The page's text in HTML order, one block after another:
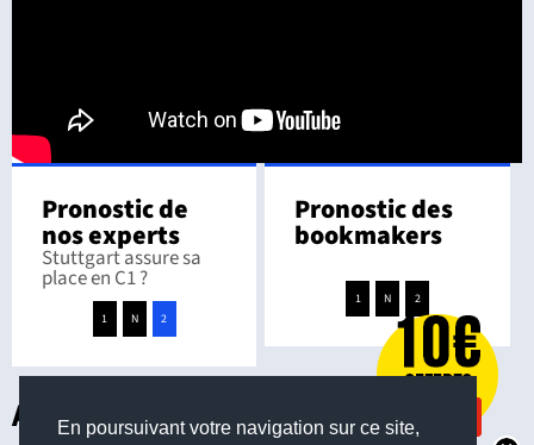
En poursuivant votre navigation sur ce site,
Pronostic de
nos experts
Stuttgart assure sa
place en C1 ?
1 N 2
Pronostic des
bookmakers
1 N 2
Autres pronostics